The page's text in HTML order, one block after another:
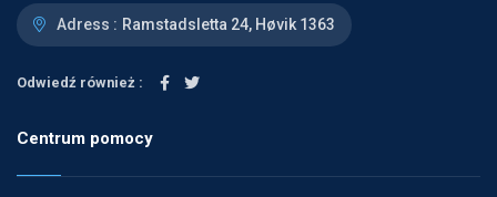
Adress : Ramstadsletta 24, Høvik 1363
Odwiedź również :
Centrum pomocy